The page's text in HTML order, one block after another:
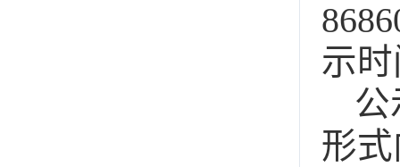
示时
公
形